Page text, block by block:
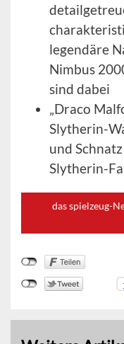
legendäre
Nimbus
sind dabei
„Draco
Slytherin-
und
Slytherin-
das spielzeug-